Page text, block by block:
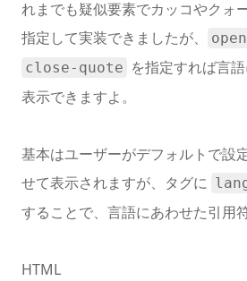
れまでも疑似要素でカッコやクォ
指定して実装できましたが、
close-quote を指定すれば言
表示できますよ。
基本はユーザーがデフォルトで設
せて表示されますが、タグに
することで、言語にあわせた引用
HTML